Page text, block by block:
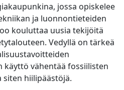
jossa opiskelee
ja luonnontieteiden
kouluttaa uusia tekijöitä
Vedyllä on tärkeä
käyttö vähentää fossiilisten
hiilipäästöjä.